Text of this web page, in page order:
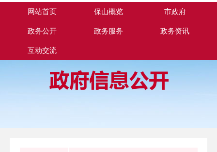
网站首页 保山概览 市政府
政务公开 政务服务 政务资讯
互动交流